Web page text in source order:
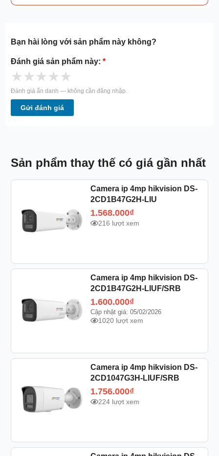
Bạn hài lòng với sản phẩm này không?
Đánh giá sản phẩm này:*
★★★★★
Đánh giá ẩn danh — không cần đăng nhập.
Gửi đánh giá
Sản phẩm thay thế có giá gần nhất
Camera ip 4mp hikvision DS-
2CD1B47G2H-LIU
1.568.000₫
216 lượt xem
Camera ip 4mp hikvision DS-
2CD1B47G2H-LIUF/SRB
1.600.000₫
Cập nhật giá: 05/02/2026
1020 lượt xem
Camera ip 4mp hikvision DS-
2CD1047G3H-LIUF/SRB
1.756.000₫
224 lượt xem